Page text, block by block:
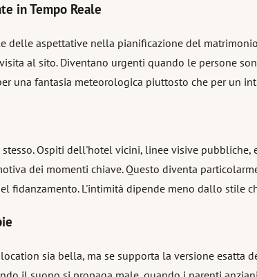
in Tempo Reale
aspettative nella pianificazione del
al sito. Diventano urgenti quando le persone
una fantasia meteorologica piuttosto che per un
Ospiti dell'hotel vicini, linee visive
dei momenti chiave. Questo diventa
fidanzamento. L'intimità dipende meno dallo stile
sia bella, ma se supporta la versione esatta